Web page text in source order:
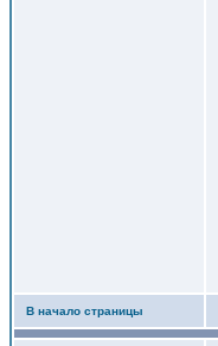
В начало страницы